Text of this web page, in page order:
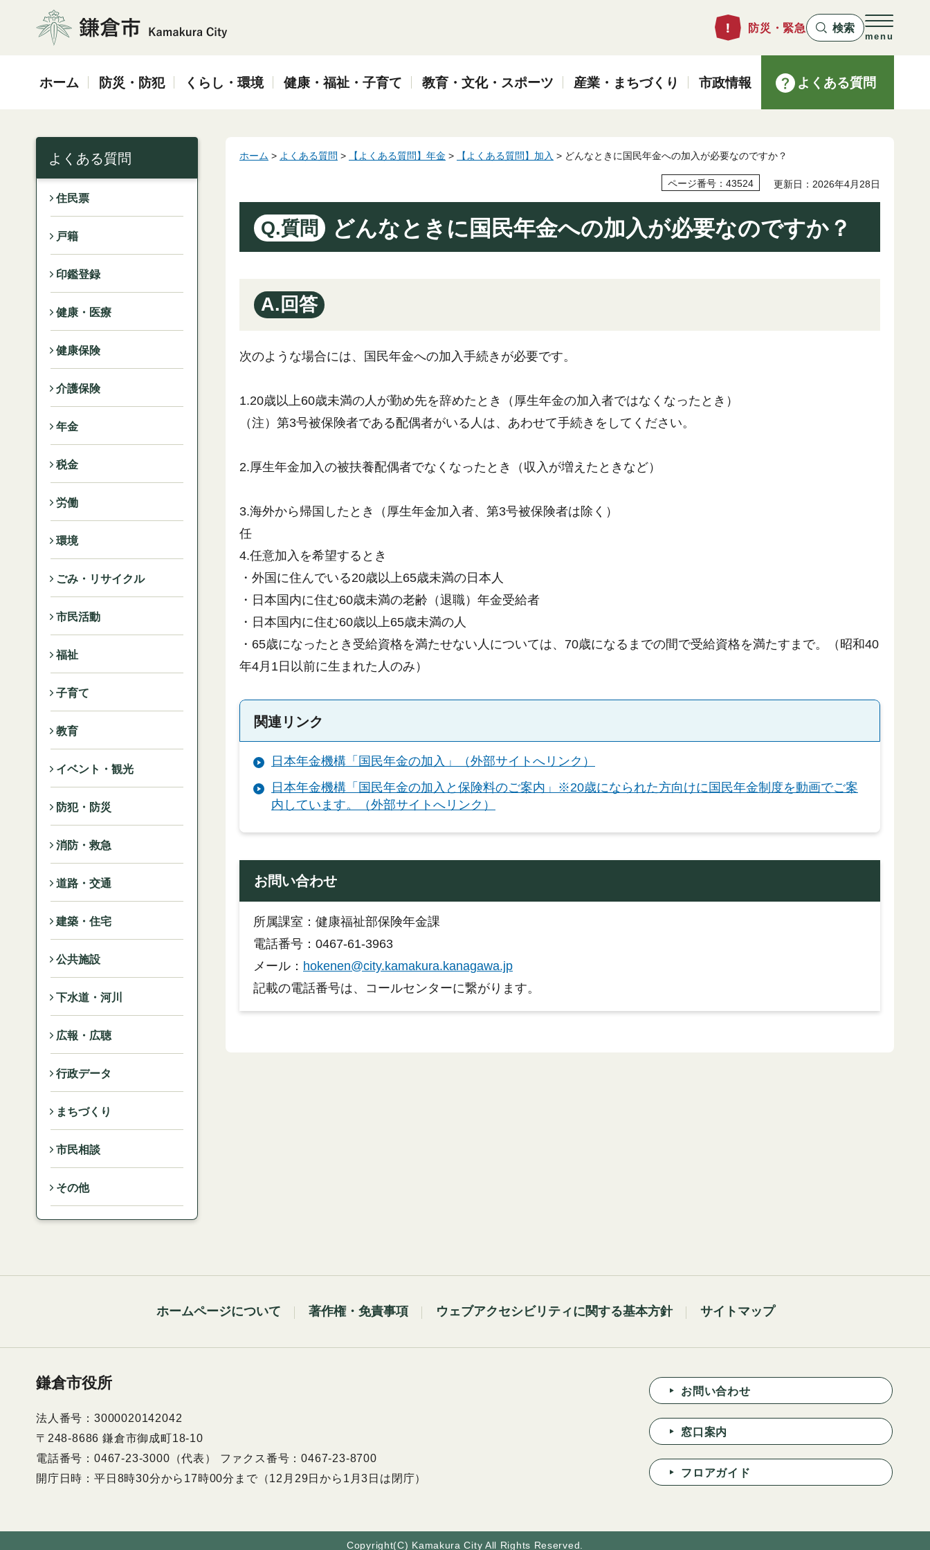
鎌倉市
防災・緊急 検索
menu
ホーム 防災・防犯 くらし・環境 健康・福祉・子育て 教育・文化・スポーツ 産業・まちづくり 市政情報 よくある質問
よくある質問
住民票
戸籍
印鑑登録
健康・医療
健康保険
介護保険
年金
税金
労働
環境
ごみ・リサイクル
市民活動
福祉
子育て
教育
イベント・観光
防犯・防災
消防・救急
道路・交通
建築・住宅
公共施設
下水道・河川
広報・広聴
行政データ
まちづくり
市民相談
その他
ホーム > よくある質問 > 【よくある質問】年金 > 【よくある質問】加入 > どんなときに国民年金への加入が必要なのですか？
ページ番号：43524 更新日：2026年4月28日
Q.質問 どんなときに国民年金への加入が必要なのですか？
A.回答
次のような場合には、国民年金への加入手続きが必要です。
1.20歳以上60歳未満の人が勤め先を辞めたとき（厚生年金の加入者ではなくなったとき）
（注）第3号被保険者である配偶者がいる人は、あわせて手続きをしてください。
2.厚生年金加入の被扶養配偶者でなくなったとき（収入が増えたときなど）
3.海外から帰国したとき（厚生年金加入者、第3号被保険者は除く）
任
4.任意加入を希望するとき
・外国に住んでいる20歳以上65歳未満の日本人
・日本国内に住む60歳未満の老齢（退職）年金受給者
・日本国内に住む60歳以上65歳未満の人
・65歳になったとき受給資格を満たせない人については、70歳になるまでの間で受給資格を満たすまで。（昭和40
年4月1日以前に生まれた人のみ）
関連リンク
日本年金機構「国民年金の加入」（外部サイトへリンク）
日本年金機構「国民年金の加入と保険料のご案内」※20歳になられた方向けに国民年金制度を動画でご案
内しています。（外部サイトへリンク）
お問い合わせ
所属課室：健康福祉部保険年金課
電話番号：0467-61-3963
メール： hokenen@city.kamakura.kanagawa.jp
記載の電話番号は、コールセンターに繋がります。
ホームページについて 著作権・免責事項 ウェブアクセシビリティに関する基本方針 サイトマップ
鎌倉市役所
法人番号：3000020142042
〒248-8686 鎌倉市御成町18-10
電話番号：0467-23-3000（代表） ファクス番号：0467-23-8700
開庁日時：平日8時30分から17時00分まで（12月29日から1月3日は閉庁）
お問い合わせ
窓口案内
フロアガイド
Copyright(C) Kamakura City All Rights Reserved.